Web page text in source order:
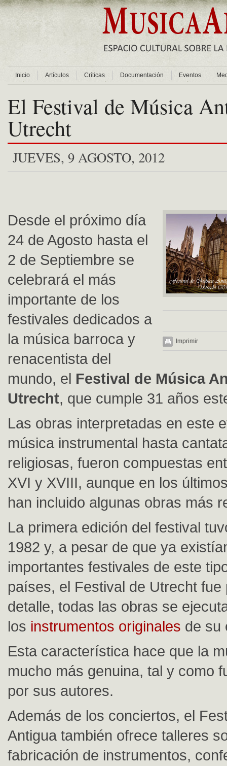
Inicio Artículos Críticas Documentación Eventos
El Festival de Música
Utrecht
JUEVES, 9 AGOSTO, 2012
Imprimir
Desde el próximo día
24 de Agosto hasta el
2 de Septiembre se
celebrará el más
importante de los
festivales dedicados a
la música barroca y
renacentista del
mundo, el Festival de Música
Utrecht, que cumple 31 años
Las obras interpretadas en este
música instrumental hasta
religiosas, fueron compuestas
XVI y XVIII, aunque en los
han incluido algunas obras más
La primera edición del festival
1982 y, a pesar de que ya
importantes festivales de este
países, el Festival de Utrecht fue
detalle, todas las obras se
los instrumentos originales de su
Esta característica hace que la
mucho más genuina, tal y como
por sus autores.
Además de los conciertos, el
Antigua también ofrece talleres
fabricación de instrumentos,